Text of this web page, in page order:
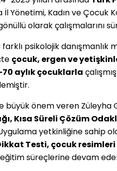
İl Yönetimi, Kadın ve Çocuk
olarak çalışmalarını
psikolojik
çocuk, ergen ve
aylık çocuklarla
büyük önem veren Züleyha
Kısa Süreli Çözüm
yetkinliğine sahip
Testi, çocuk
süreçlerine devam